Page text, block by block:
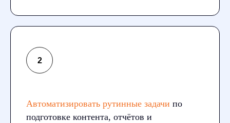
Автоматизировать рутинные задачи по
подготовке контента, отчётов и